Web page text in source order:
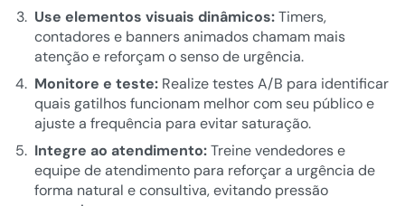
Use elementos visuais dinâmicos:Timers,
contadores e banners animados chamam mais
atenção e reforçam o senso de urgência.
Monitore e teste:Realize testes A/B para identificar
quais gatilhos funcionam melhor com seu público e
ajuste a frequência para evitar saturação.
Integre ao atendimento:Treine vendedores e
equipe de atendimento para reforçar a urgência de
forma natural e consultiva, evitando pressão